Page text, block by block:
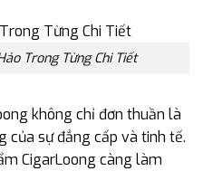
Trong Từng Chi Tiết
không chỉ đơn thuần là
của sự đẳng cấp và tinh tế.
CigarLoong càng làm